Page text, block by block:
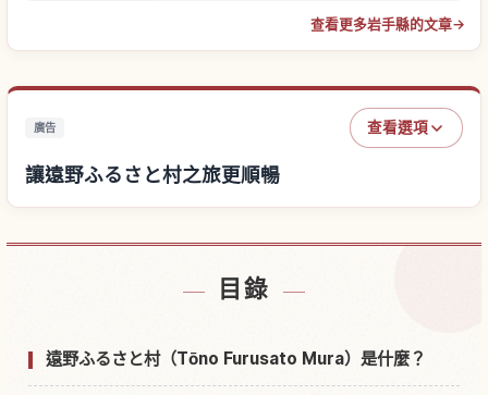
查看更多岩手縣的文章→
廣告 查看選項
讓遠野ふるさと村之旅更順暢
目錄
遠野ふるさと村（Tōno Furusato Mura）是什麼？